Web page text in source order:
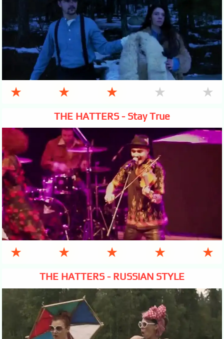
★ ★ ★ ★ ★
THE HATTERS - Stay True
★ ★ ★ ★ ★
THE HATTERS - RUSSIAN STYLE